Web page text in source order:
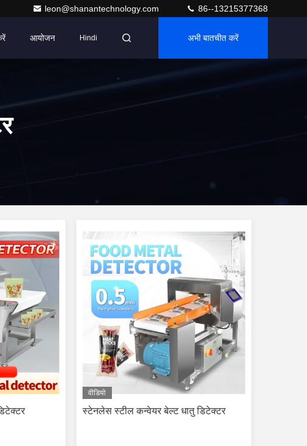
leon@shanantechnology.com 86--13215377368
आयोजन Hindi अभी बातचीत करें
वीडियो
स्टेनलेस स्टील कन्वेयर बेल्ट धातु डिटेक्टर